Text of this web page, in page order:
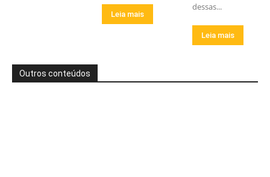
Leia mais
dessas...
Leia mais
Outros conteúdos